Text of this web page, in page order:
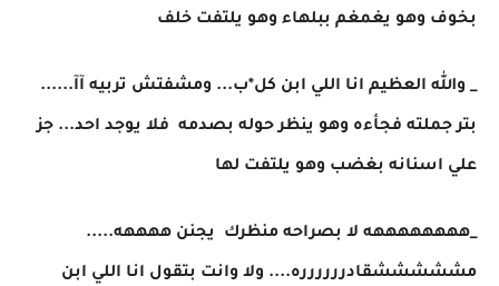
بخوف وهو يغمغم ببلهاء وهو يلتفت خلف
_ والله العظيم انا اللي ابن كل*ب... ومشفتش تربيه آآ......
بتر جملته فجأءه وهو ينظر حوله بصدمه فلا يوجد احد... جز
علي اسنانه بغضب وهو يلتفت لها
_ههههههههه لا بصراحه منظرك يجنن ههههه.....
مشششششقادرررررره.... ولا وانت بتقول انا اللي ابن